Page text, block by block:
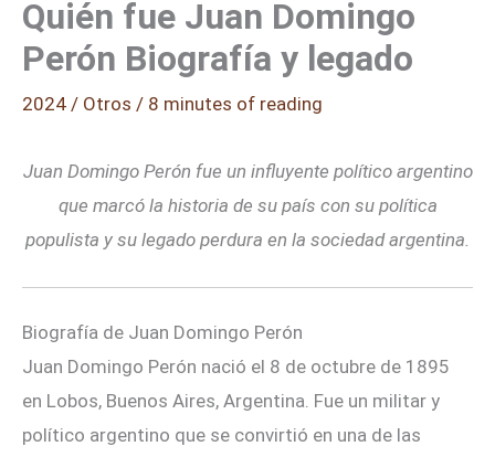
Quién fue Juan Domingo
Perón Biografía y legado
2024 / Otros / 8 minutes of reading
Juan Domingo Perón fue un influyente político argentino
que marcó la historia de su país con su política
populista y su legado perdura en la sociedad argentina.
Biografía de Juan Domingo Perón
Juan Domingo Perón nació el 8 de octubre de 1895
en Lobos, Buenos Aires, Argentina. Fue un militar y
político argentino que se convirtió en una de las